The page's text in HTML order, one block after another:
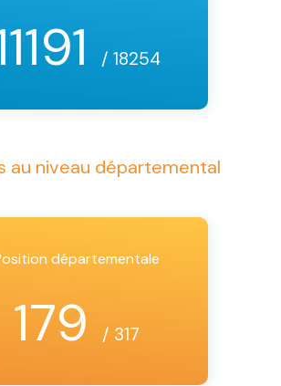
/ 18254
au niveau départemental
départementale
179 / 317